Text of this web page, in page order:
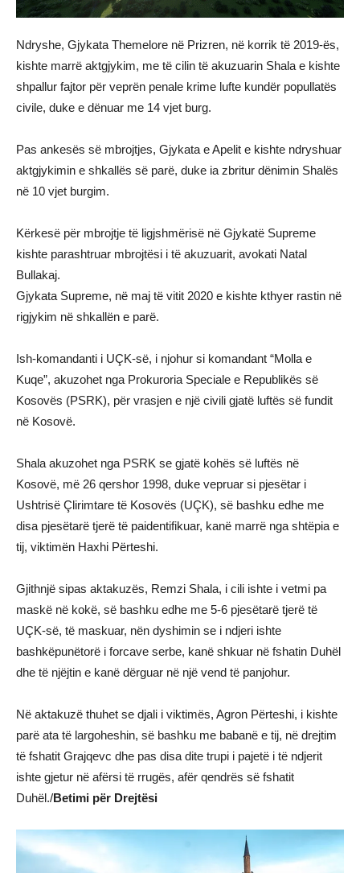
Ndryshe, Gjykata Themelore në Prizren, në korrik të 2019-ës,
kishte marrë aktgjykim, me të cilin të akuzuarin Shala e kishte
shpallur fajtor për veprën penale krime lufte kundër popullatës
civile, duke e dënuar me 14 vjet burg.
Pas ankesës së mbrojtjes, Gjykata e Apelit e kishte ndryshuar
aktgjykimin e shkallës së parë, duke ia zbritur dënimin Shalës
në 10 vjet burgim.
Kërkesë për mbrojtje të ligjshmërisë në Gjykatë Supreme
kishte parashtruar mbrojtësi i të akuzuarit, avokati Natal
Bullakaj.
Gjykata Supreme, në maj të vitit 2020 e kishte kthyer rastin në
rigjykim në shkallën e parë.
Ish-komandanti i UÇK-së, i njohur si komandant “Molla e
Kuqe”, akuzohet nga Prokuroria Speciale e Republikës së
Kosovës (PSRK), për vrasjen e një civili gjatë luftës së fundit
në Kosovë.
Shala akuzohet nga PSRK se gjatë kohës së luftës në
Kosovë, më 26 qershor 1998, duke vepruar si pjesëtar i
Ushtrisë Çlirimtare të Kosovës (UÇK), së bashku edhe me
disa pjesëtarë tjerë të paidentifikuar, kanë marrë nga shtëpia e
tij, viktimën Haxhi Përteshi.
Gjithnjë sipas aktakuzës, Remzi Shala, i cili ishte i vetmi pa
maskë në kokë, së bashku edhe me 5-6 pjesëtarë tjerë të
UÇK-së, të maskuar, nën dyshimin se i ndjeri ishte
bashkëpunëtorë i forcave serbe, kanë shkuar në fshatin Duhël
dhe të njëjtin e kanë dërguar në një vend të panjohur.
Në aktakuzë thuhet se djali i viktimës, Agron Përteshi, i kishte
parë ata të largoheshin, së bashku me babanë e tij, në drejtim
të fshatit Grajqevc dhe pas disa dite trupi i pajetë i të ndjerit
ishte gjetur në afërsi të rrugës, afër qendrës së fshatit
Duhël./Betimi për Drejtësi